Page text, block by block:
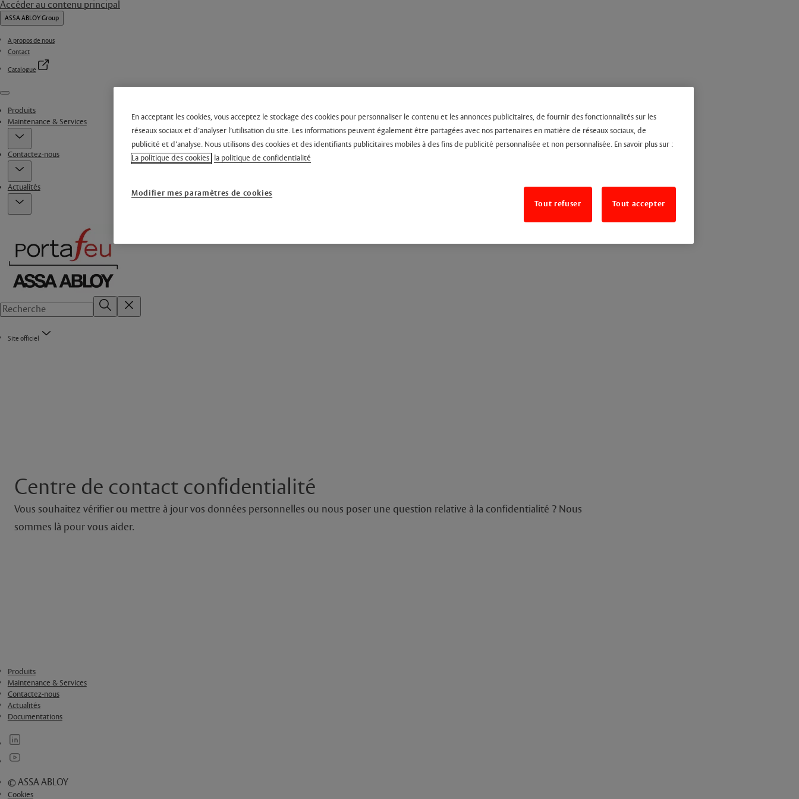
Accéder au contenu principal
ASSA ABLOY Group
A propos de nous
Contact
Catalogue
Menu
Produits
Maintenance & Services
Contactez-nous
Actualités
Site officiel
Centre de contact confidentialité
Vous souhaitez vérifier ou mettre à jour vos données personnelles ou nous poser une question relative à la confidentialité ? Nous
sommes là pour vous aider.
Produits
Maintenance & Services
Contactez-nous
Actualités
Documentations
© ASSA ABLOY
Cookies
En acceptant les cookies, vous acceptez le stockage des cookies pour personnaliser le contenu et les annonces publicitaires, de fournir des fonctionnalités sur les
réseaux sociaux et d’analyser l’utilisation du site. Les informations peuvent également être partagées avec nos partenaires en matière de réseaux sociaux, de
publicité et d’analyse. Nous utilisons des cookies et des identifiants publicitaires mobiles à des fins de publicité personnalisée et non personnalisée. En savoir plus sur :
La politique des cookies la politique de confidentialité
Modifier mes paramètres de cookies
Tout refuser
Tout accepter